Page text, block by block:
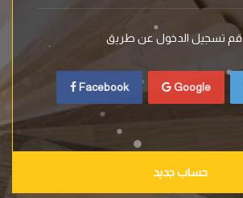
قم تسجيل الدخول عن طريق
Facebook Google
حساب جديد